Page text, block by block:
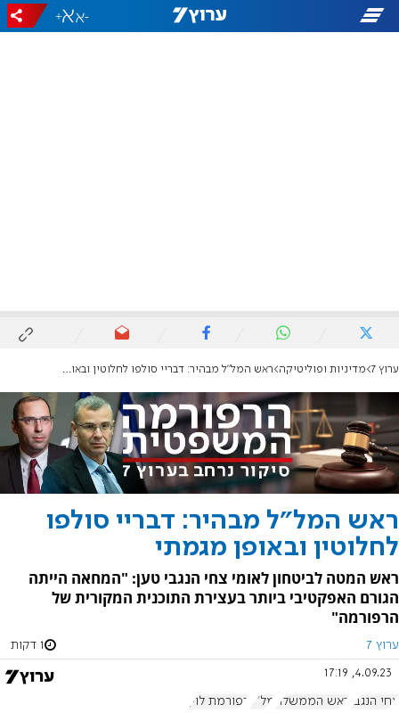
-
+
ערוץ 7 מדיניות ופוליטיקה ראש המל"ל מבהיר: דבריי סולפו לחלוטין ובאופן מגמתי
ראש המל"ל מבהיר: דבריי סולפו
לחלוטין ובאופן מגמתי
ראש המטה לביטחון לאומי צחי הנגבי טען: "המחאה הייתה
הגורם האפקטיבי ביותר בעצירת התוכנית המקורית של
הרפורמה"
ערוץ 7 1 דקות
4.09.23, 17:19
צחי הנגבי ראש הממשלה מל"ל רפורמת לוין